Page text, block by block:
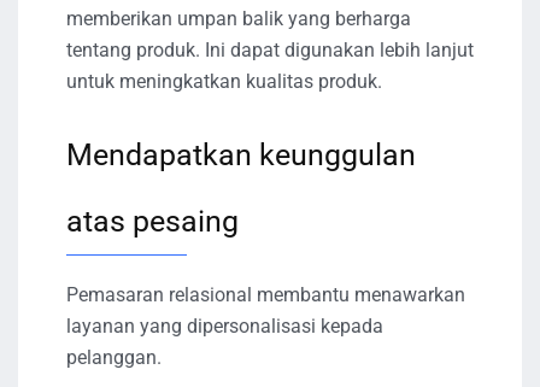
memberikan umpan balik yang berharga
tentang produk. Ini dapat digunakan lebih lanjut
untuk meningkatkan kualitas produk.
Mendapatkan keunggulan
atas pesaing
Pemasaran relasional membantu menawarkan
layanan yang dipersonalisasi kepada
pelanggan.